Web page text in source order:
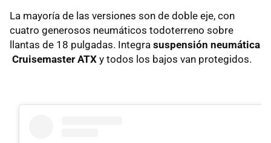
La mayoría de las versiones son de doble eje, con
cuatro generosos neumáticos todoterreno sobre
llantas de 18 pulgadas. Integra suspensión neumática
Cruisemaster ATX y todos los bajos van protegidos.